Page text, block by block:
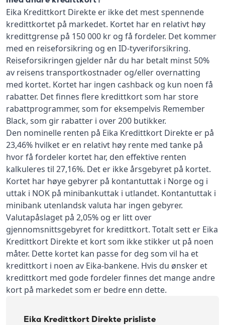
Eika Kredittkort Direkte er ikke det mest spennende
kredittkortet på markedet. Kortet har en relativt høy
kredittgrense på 150 000 kr og få fordeler. Det kommer
med en reiseforsikring og en ID-tyveriforsikring.
Reiseforsikringen gjelder når du har betalt minst 50%
av reisens transportkostnader og/eller overnatting
med kortet. Kortet har ingen cashback og kun noen få
rabatter. Det finnes flere kredittkort som har store
rabattprogrammer, som for eksempelvis Remember
Black, som gir rabatter i over 200 butikker.
Den nominelle renten på Eika Kredittkort Direkte er på
23,46% hvilket er en relativt høy rente med tanke på
hvor få fordeler kortet har, den effektive renten
kalkuleres til 27,16%. Det er ikke årsgebyret på kortet.
Kortet har høye gebyrer på kontantuttak i Norge og i
uttak i NOK på minibankuttak i utlandet. Kontantuttak i
minibank utenlandsk valuta har ingen gebyrer.
Valutapåslaget på 2,05% og er litt over
gjennomsnittsgebyret for kredittkort. Totalt sett er Eika
Kredittkort Direkte et kort som ikke stikker ut på noen
måter. Dette kortet kan passe for deg som vil ha et
kredittkort i noen av Eika-bankene. Hvis du ønsker et
kredittkort med gode fordeler finnes det mange andre
kort på markedet som er bedre enn dette.
Eika Kredittkort Direkte prisliste